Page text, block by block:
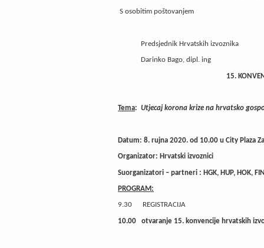
S osobitim poštovanjem
Predsjednik Hrvatskih izvoznika
Darinko Bago, dipl. ing
15.
Tema: Utjecaj korona krize na hrvatsko
Datum: 8. rujna 2020. od 10.00 u City Plaza
Organizator: Hrvatski izvoznici
Suorganizatori – partneri : HGK, HUP, HOK,
PROGRAM:
9.30 REGISTRACIJA
10.00 otvaranje 15. konvencije hrvatskih